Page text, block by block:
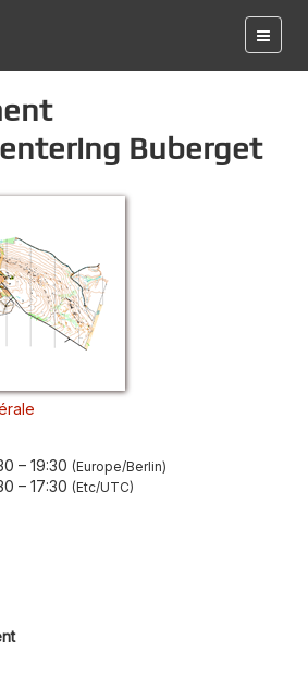
Buberget
– 19:30 Europe/Berlin
– 17:30 Etc/UTC